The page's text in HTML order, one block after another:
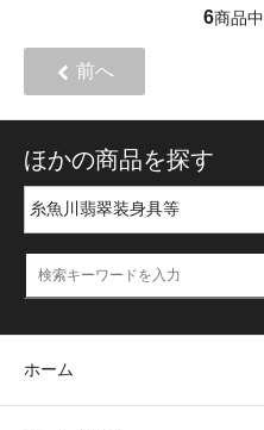
6商品中
前へ
ほかの商品を探す
ホーム